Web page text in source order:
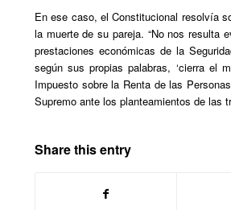
En ese caso, el Constitucional resolvía
la muerte de su pareja. “No nos resulta
prestaciones económicas de la
según sus propias palabras, ‘cierra el
Impuesto sobre la Renta de las
Supremo ante los planteamientos de las
Share this entry